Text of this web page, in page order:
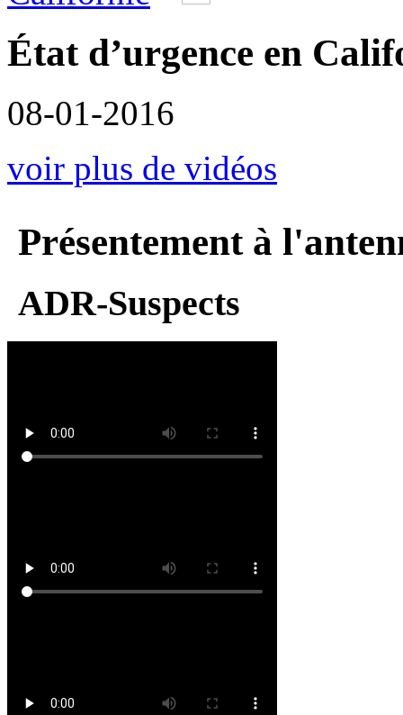
État d’urgence en
08-01-2016
voir plus de vidéos
Présentement à
ADR-Suspects